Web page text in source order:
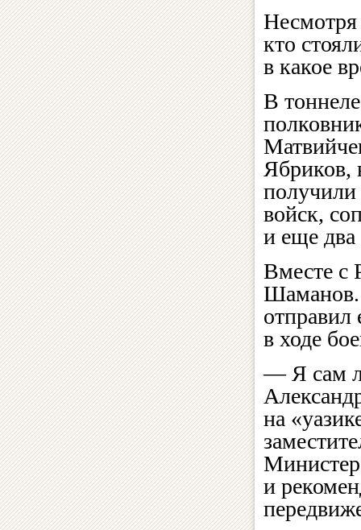
Несмотря
кто
в какое
В
Ябриков,
получили
войск,
и еще
Вместе с
Шаманов.
отправил
в ходе
— Я сам
на
и